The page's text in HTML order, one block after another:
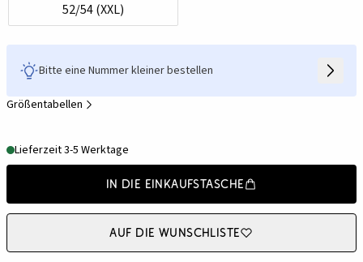
52/54 (XXL)
Bitte eine Nummer kleiner bestellen
Größentabellen
Lieferzeit 3-5 Werktage
In die Einkaufstasche
Auf die Wunschliste